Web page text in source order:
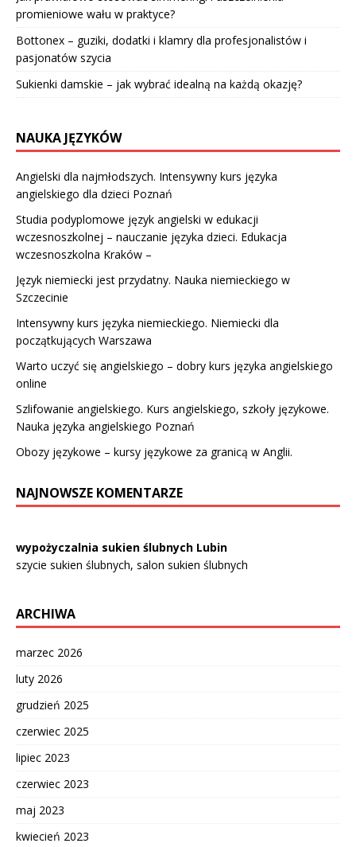
promieniowe wału w praktyce?
Bottonex – guziki, dodatki i klamry dla profesjonalistów i
pasjonatów szycia
Sukienki damskie – jak wybrać idealną na każdą okazję?
NAUKA JĘZYKÓW
Angielski dla najmłodszych. Intensywny kurs języka
angielskiego dla dzieci Poznań
Studia podyplomowe język angielski w edukacji
wczesnoszkolnej – nauczanie języka dzieci. Edukacja
wczesnoszkolna Kraków –
Język niemiecki jest przydatny. Nauka niemieckiego w
Szczecinie
Intensywny kurs języka niemieckiego. Niemiecki dla
początkujących Warszawa
Warto uczyć się angielskiego – dobry kurs języka angielskiego
online
Szlifowanie angielskiego. Kurs angielskiego, szkoły językowe.
Nauka języka angielskiego Poznań
Obozy językowe – kursy językowe za granicą w Anglii.
NAJNOWSZE KOMENTARZE
wypożyczalnia sukien ślubnych Lubin
szycie sukien ślubnych, salon sukien ślubnych
ARCHIWA
marzec 2026
luty 2026
grudzień 2025
czerwiec 2025
lipiec 2023
czerwiec 2023
maj 2023
kwiecień 2023